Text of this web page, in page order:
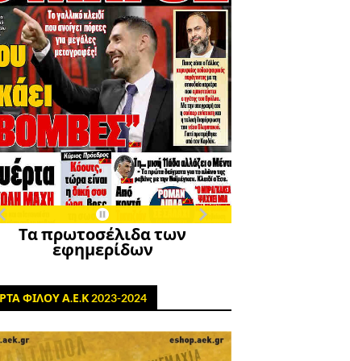
Τα πρωτοσέλιδα των
εφημερίδων
ΦΙΛΟΥ Α.Ε.Κ 2023-2024